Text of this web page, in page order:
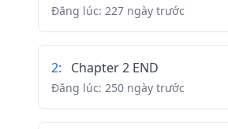
Đăng lúc: 227 ngày trước
2: Chapter 2 END
Đăng lúc: 250 ngày trước